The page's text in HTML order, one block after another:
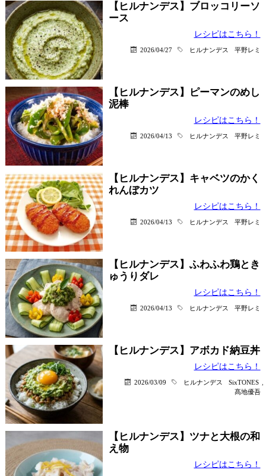
【ヒルナンデス】ブロッコリーソ
ース
レシピはこちら！
2026/04/27 ヒルナンデス 平野レミ
【ヒルナンデス】ピーマンのめし
泥棒
レシピはこちら！
2026/04/13 ヒルナンデス 平野レミ
【ヒルナンデス】キャベツのかく
れんぼカツ
レシピはこちら！
2026/04/13 ヒルナンデス 平野レミ
【ヒルナンデス】ふわふわ鶏とき
ゅうりダレ
レシピはこちら！
2026/04/13 ヒルナンデス 平野レミ
【ヒルナンデス】アボカド納豆丼
レシピはこちら！
2026/03/09 ヒルナンデス SixTONES
髙地優吾
【ヒルナンデス】ツナと大根の和
え物
レシピはこちら！